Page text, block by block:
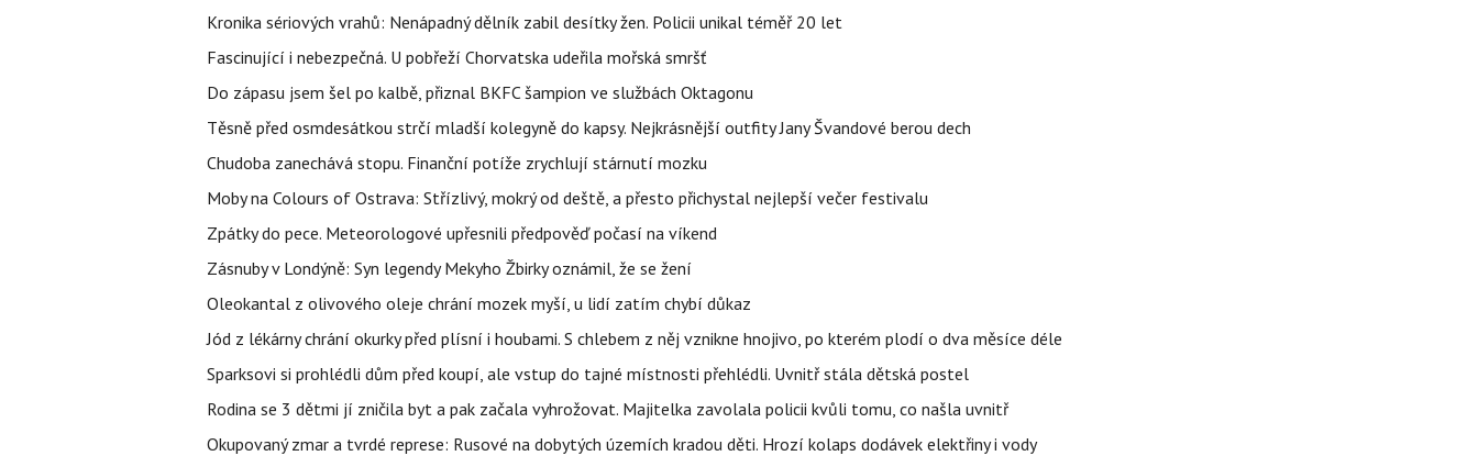
Kronika sériových vrahů: Nenápadný dělník zabil desítky žen. Policii unikal téměř 20 let
Fascinující i nebezpečná. U pobřeží Chorvatska udeřila mořská smršť
Do zápasu jsem šel po kalbě, přiznal BKFC šampion ve službách Oktagonu
Těsně před osmdesátkou strčí mladší kolegyně do kapsy. Nejkrásnější outfity Jany Švandové berou dech
Chudoba zanechává stopu. Finanční potíže zrychlují stárnutí mozku
Moby na Colours of Ostrava: Střízlivý, mokrý od deště, a přesto přichystal nejlepší večer festivalu
Zpátky do pece. Meteorologové upřesnili předpověď počasí na víkend
Zásnuby v Londýně: Syn legendy Mekyho Žbirky oznámil, že se žení
Oleokantal z olivového oleje chrání mozek myší, u lidí zatím chybí důkaz
Jód z lékárny chrání okurky před plísní i houbami. S chlebem z něj vznikne hnojivo, po kterém plodí o dva měsíce déle
Sparksovi si prohlédli dům před koupí, ale vstup do tajné místnosti přehlédli. Uvnitř stála dětská postel
Rodina se 3 dětmi jí zničila byt a pak začala vyhrožovat. Majitelka zavolala policii kvůli tomu, co našla uvnitř
Okupovaný zmar a tvrdé represe: Rusové na dobytých územích kradou děti. Hrozí kolaps dodávek elektřiny i vody